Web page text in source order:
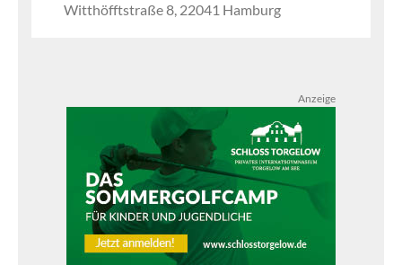
Witthöfftstraße 8, 22041 Hamburg
Anzeige